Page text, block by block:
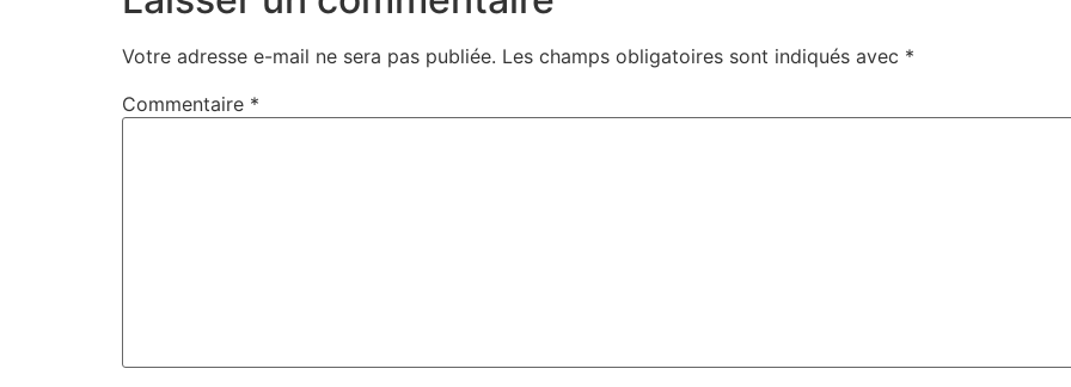
Votre adresse e-mail ne sera pas publiée. Les champs obligatoires sont indiqués avec *
Commentaire *